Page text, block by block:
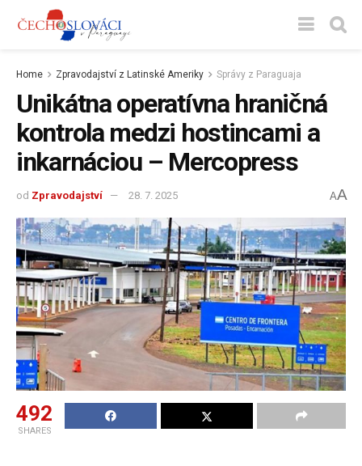
Home Zpravodajství z Latinské Ameriky Správy z Paraguaja
Unikátna operatívna hraničná
kontrola medzi hostincami a
inkarnáciou – Mercopress
od Zpravodajství 28. 7. 2025 AA
492
SHARES